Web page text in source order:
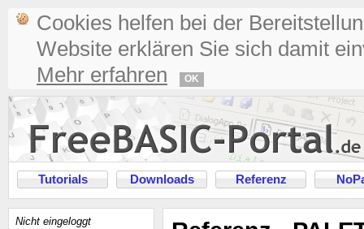
Cookies helfen bei der
Website erklären Sie sich damit
Mehr erfahren
OK
Tutorials Downloads Referenz
Nicht eingeloggt